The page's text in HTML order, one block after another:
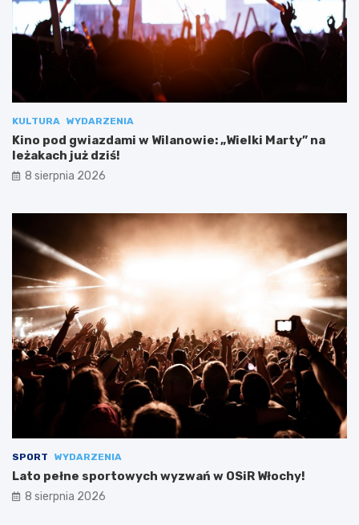
KULTURA WYDARZENIA
Kino pod gwiazdami w Wilanowie: „Wielki Marty” na
leżakach już dziś!
8 sierpnia 2026
SPORT WYDARZENIA
Lato pełne sportowych wyzwań w OSiR Włochy!
8 sierpnia 2026